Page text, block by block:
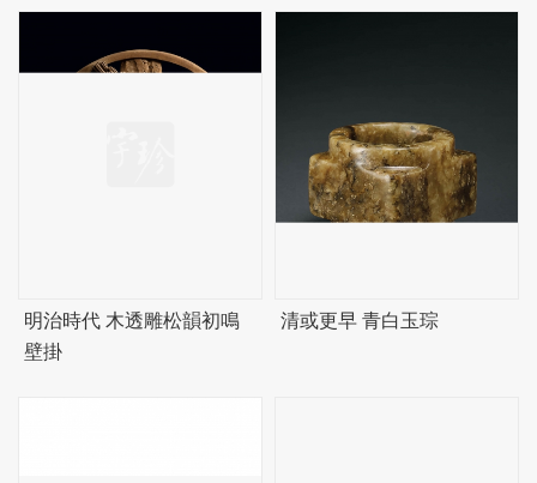
明治時代 木透雕松韻初鳴
壁掛
清或更早 青白玉琮